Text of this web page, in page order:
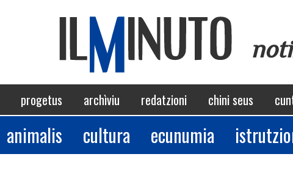
progetus archìviu redatzioni chini seus
animalis cultura ecunumia